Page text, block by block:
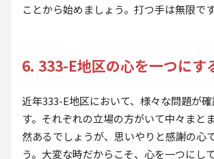
ことから始めましょう。打つ手は無限です
6. 333-E地区の心を一つにす
近年333-E地区において、様々な問題が
す。それぞれの立場の方がいて中々まと
然あるでしょうが、思いやりと感謝の心
う。大変な時だからこそ、心を一つにし